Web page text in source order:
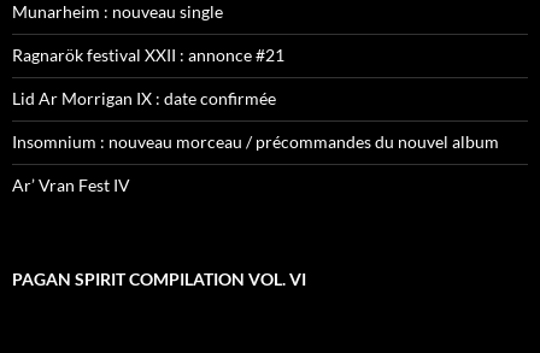
Munarheim : nouveau single
Ragnarök festival XXII : annonce #21
Lid Ar Morrigan IX : date confirmée
Insomnium : nouveau morceau / précommandes du nouvel album
Ar’ Vran Fest IV
PAGAN SPIRIT COMPILATION VOL. VI